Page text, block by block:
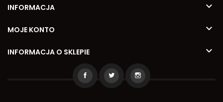
INFORMACJA 
MOJE KONTO 
INFORMACJA O SKLEPIE 